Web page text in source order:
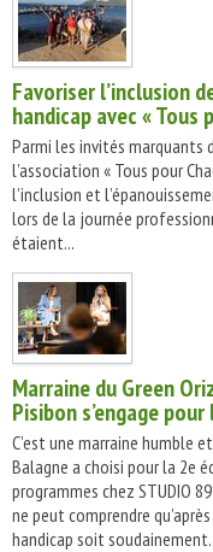
Favoriser l’inclusion
handicap avec « Tous
Parmi les invités marquants
l’association « Tous pour
l’inclusion et
lors de la journée
étaient...
Marraine du Green
Pisibon s’engage
C’est une marraine humble
Balagne a choisi pour la 2e
programmes chez STUDIO
ne peut comprendre
handicap soit